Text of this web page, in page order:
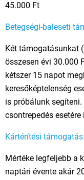
45.000 Ft
Betegségi-baleseti
Két támogatásunkat
összesen évi 30.000
kétszer 15 napot
keresőképtelenség
is próbálunk
csontrepedés esetére
Kártérítési támogatás
Mértéke legfeljebb a
naptári évente akár